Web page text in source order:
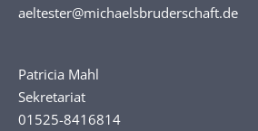
aeltester@michaelsbruderschaft.de
Patricia Mahl
Sekretariat
01525-8416814